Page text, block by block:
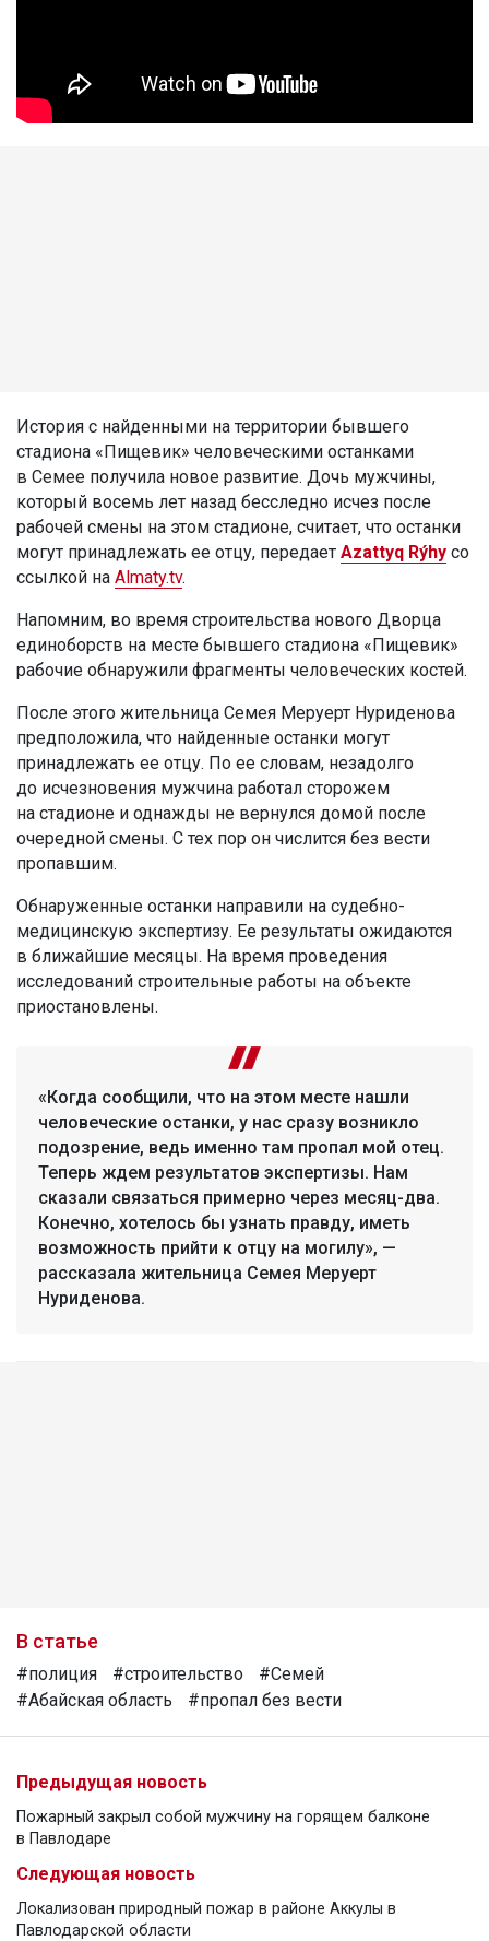
История с найденными на территории бывшего
стадиона «Пищевик» человеческими останками
в Семее получила новое развитие. Дочь мужчины,
который восемь лет назад бесследно исчез после
рабочей смены на этом стадионе, считает, что останки
могут принадлежать ее отцу, передает Azattyq Rýhy со
ссылкой на Almaty.tv.
Напомним, во время строительства нового Дворца
единоборств на месте бывшего стадиона «Пищевик»
рабочие обнаружили фрагменты человеческих костей.
После этого жительница Семея Меруерт Нуриденова
предположила, что найденные останки могут
принадлежать ее отцу. По ее словам, незадолго
до исчезновения мужчина работал сторожем
на стадионе и однажды не вернулся домой после
очередной смены. С тех пор он числится без вести
пропавшим.
Обнаруженные останки направили на судебно-
медицинскую экспертизу. Ее результаты ожидаются
в ближайшие месяцы. На время проведения
исследований строительные работы на объекте
приостановлены.
«Когда сообщили, что на этом месте нашли
человеческие останки, у нас сразу возникло
подозрение, ведь именно там пропал мой отец.
Теперь ждем результатов экспертизы. Нам
сказали связаться примерно через месяц-два.
Конечно, хотелось бы узнать правду, иметь
возможность прийти к отцу на могилу», —
рассказала жительница Семея Меруерт
Нуриденова.
В статье
#полиция #строительство
#Семей
#Абайская область
#пропал без вести
Предыдущая новость
Пожарный закрыл собой мужчину на горящем балконе
в Павлодаре
Следующая новость
Локализован природный пожар в районе Аккулы в
Павлодарской области